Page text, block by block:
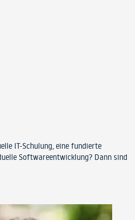
IT-Schulung, eine fundierte
Softwareentwicklung? Dann sind